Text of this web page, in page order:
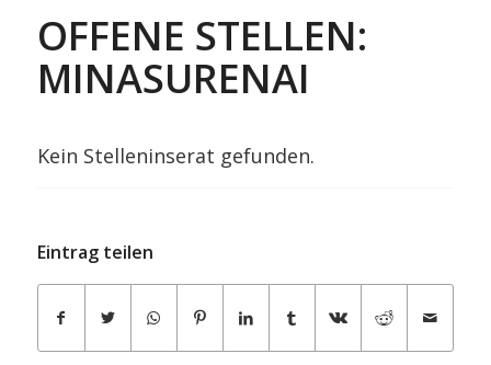
OFFENE STELLEN:
MINASURENAI
Kein Stelleninserat gefunden.
Eintrag teilen